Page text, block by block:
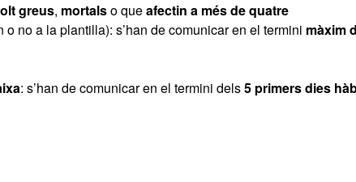
greus, mortalso queafectin a més de quatre
no a la plantilla): s’han de comunicar en el termini màxim
: s’han de comunicar en el termini dels5 primers dies